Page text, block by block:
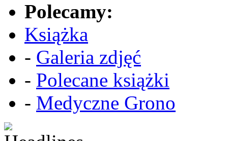
Polecamy:
Książka
- Galeria zdjęć
- Polecane książki
- Medyczne Grono